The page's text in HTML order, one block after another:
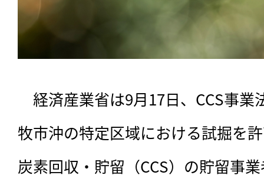
経済産業省は9月17日、CCS事業
牧市沖の特定区域における試掘を
炭素回収・貯留（CCS）の貯留事